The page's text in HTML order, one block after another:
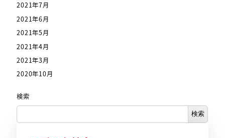
2021年7月
2021年6月
2021年5月
2021年4月
2021年3月
2020年10月
検索
検索